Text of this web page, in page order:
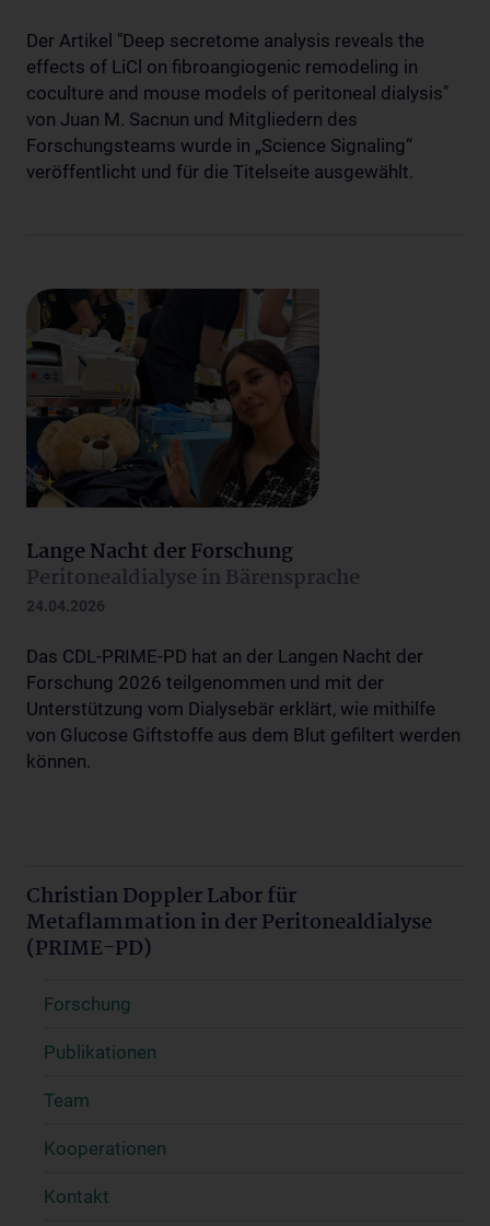
Der Artikel "Deep secretome analysis reveals the
effects of LiCl on fibroangiogenic remodeling in
coculture and mouse models of peritoneal dialysis"
von Juan M. Sacnun und Mitgliedern des
Forschungsteams wurde in „Science Signaling“
veröffentlicht und für die Titelseite ausgewählt.
Lange Nacht der Forschung
Peritonealdialyse in Bärensprache
24.04.2026
Das CDL-PRIME-PD hat an der Langen Nacht der
Forschung 2026 teilgenommen und mit der
Unterstützung vom Dialysebär erklärt, wie mithilfe
von Glucose Giftstoffe aus dem Blut gefiltert werden
können.
Christian Doppler Labor für
Metaflammation in der Peritonealdialyse
(PRIME-PD)
Forschung
Publikationen
Team
Kooperationen
Kontakt